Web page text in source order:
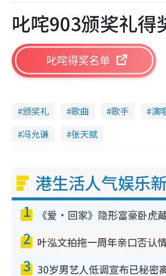
叱咤903颁奖礼得
叱咤得奖名单
颁奖礼 歌曲 歌手 演
冯允谦
张天赋
港生活人气娱乐
1
2
3